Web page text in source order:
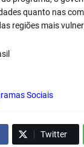
quanto nas
regiões mais
Sociais
Twitter